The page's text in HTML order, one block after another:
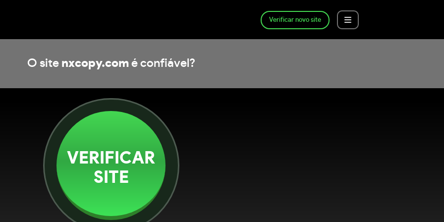
Verificar novo site
O site nxcopy.comé confiável?
VERIFICAR
SITE